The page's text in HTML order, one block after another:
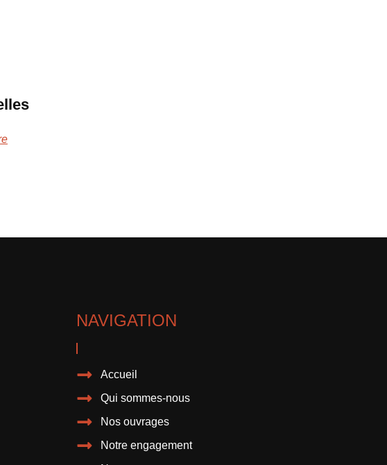
NAVIGATION
Accueil
Qui sommes-nous
Nos ouvrages
Notre engagement